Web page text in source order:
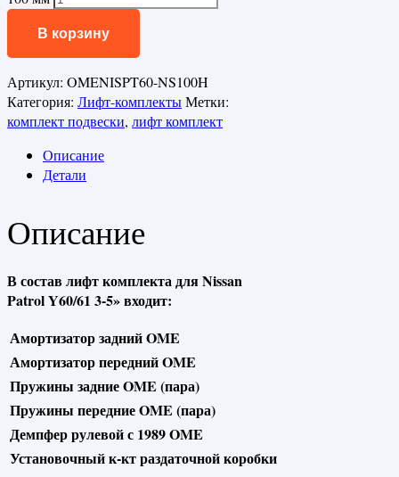
В корзину
Артикул: OMENISPT60-NS100H
Категория: Лифт-комплектыМетки:
комплект подвески, лифт комплект
Описание
Детали
Описание
В состав лифт комплекта для Nissan
Patrol Y60/61 3-5» входит:
Амортизатор задний OME
Амортизатор передний OME
Пружины задние OME (пара)
Пружины передние OME (пара)
Демпфер рулевой с 1989 OME
Установочный к-кт раздаточной коробки